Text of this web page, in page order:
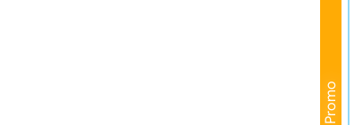
Promo